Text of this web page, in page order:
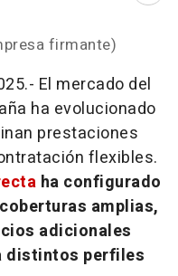
firmante)
El mercado del
ha evolucionado
prestaciones
flexibles.
ha configurado
amplias,
adicionales
distintos perfiles